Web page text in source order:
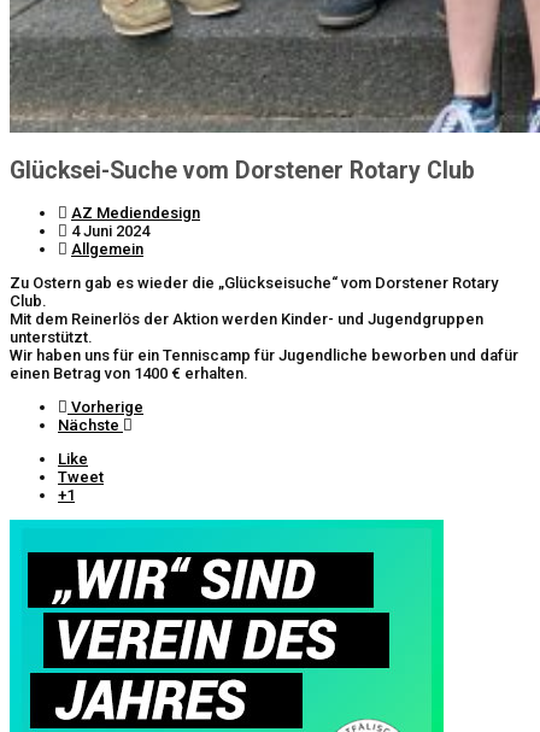
Glücksei-Suche vom Dorstener Rotary Club
AZ Mediendesign
4 Juni 2024
Allgemein
Zu Ostern gab es wieder die „Glückseisuche“ vom Dorstener Rotary
Club.
Mit dem Reinerlös der Aktion werden Kinder- und Jugendgruppen
unterstützt.
Wir haben uns für ein Tenniscamp für Jugendliche beworben und dafür
einen Betrag von 1400 € erhalten.
Vorherige
Nächste
Like
Tweet
+1